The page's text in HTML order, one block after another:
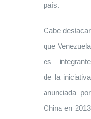
país.
Cabe destacar
que Venezuela
es integrante
de la iniciativa
anunciada por
China en 2013